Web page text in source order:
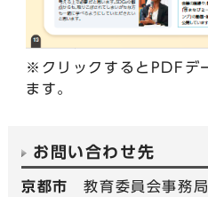
※クリックするとPDFデ
ます。
お問い合わせ先
京都市教育委員会事務